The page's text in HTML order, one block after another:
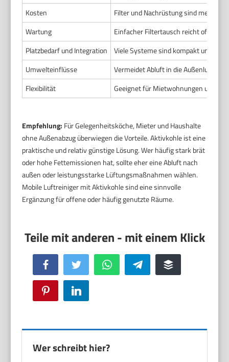
Kosten
Filter und Nachrüstung sind meist
Wartung
Einfacher Filtertausch reicht oft.
Platzbedarf und Integration
Viele Systeme sind kompakt und
Umwelteinflüsse
Vermeidet Abluft in die Außenluft.
Flexibilität
Geeignet für Mietwohnungen und
Empfehlung: Für Gelegenheitsköche, Mieter und Haushalte
ohne Außenabzug überwiegen die Vorteile. Aktivkohle ist eine
praktische und relativ günstige Lösung. Wer häufig stark brät
oder hohe Fettemissionen hat, sollte eher eine Abluft nach
außen oder leistungsstarke Lüftungsmaßnahmen wählen.
Mobile Luftreiniger mit Aktivkohle sind eine sinnvolle
Ergänzung für offene oder häufig genutzte Räume.
Facebook Twitter WhatsApp Telegram Buffer
Pinterest LinkedIn
Wer schreibt hier?